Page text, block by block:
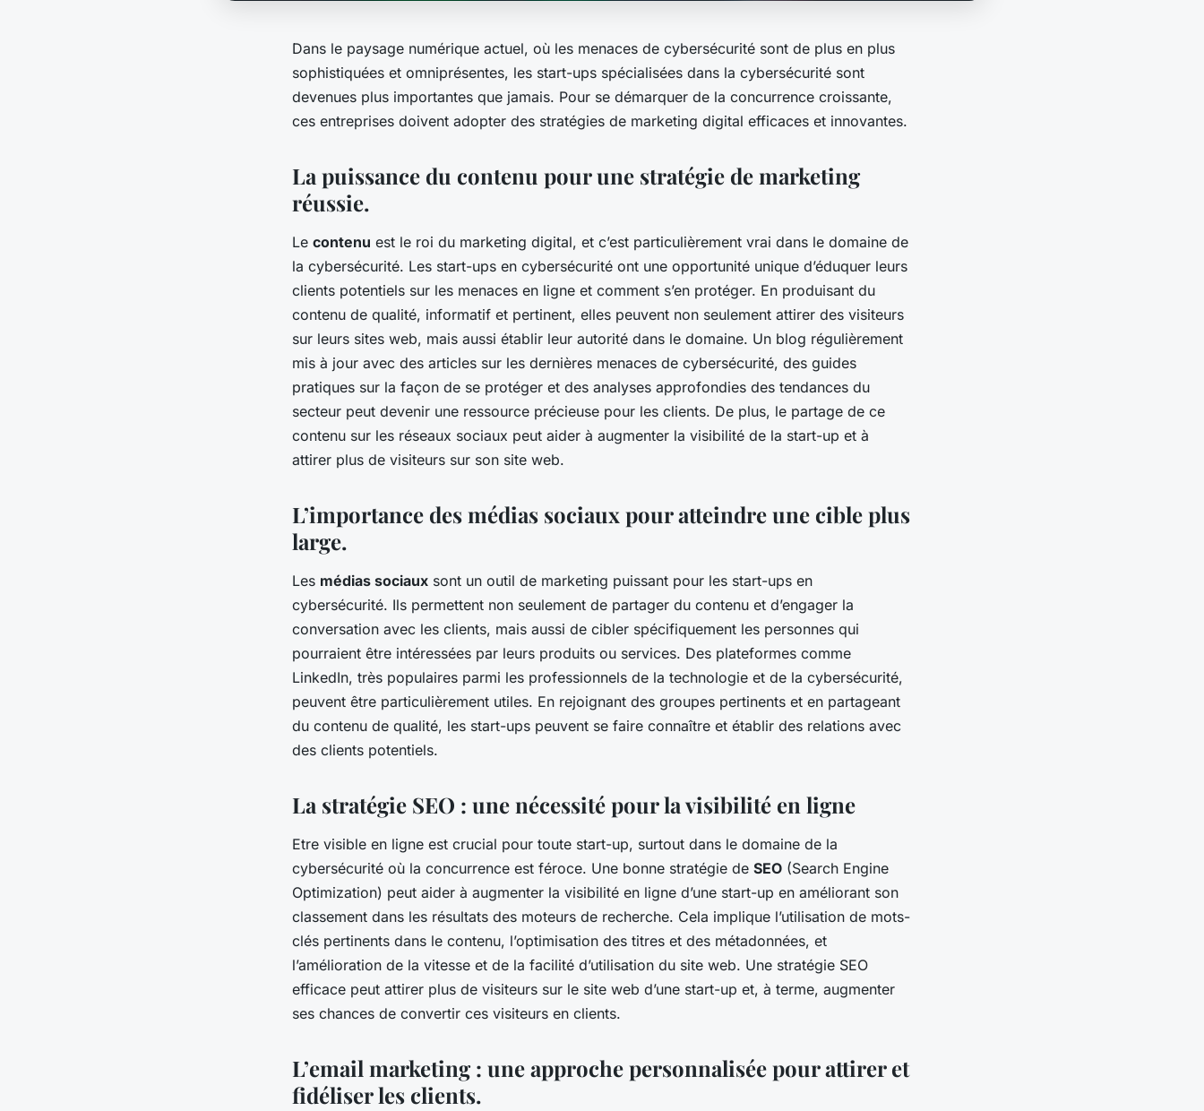
Dans le paysage numérique actuel, où les menaces de cybersécurité sont de plus en plus
sophistiquées et omniprésentes, les start-ups spécialisées dans la cybersécurité sont
devenues plus importantes que jamais. Pour se démarquer de la concurrence croissante,
ces entreprises doivent adopter des stratégies de marketing digital efficaces et innovantes.
La puissance du contenu pour une stratégie de marketing
réussie.
Le contenu est le roi du marketing digital, et c’est particulièrement vrai dans le domaine de
la cybersécurité. Les start-ups en cybersécurité ont une opportunité unique d’éduquer leurs
clients potentiels sur les menaces en ligne et comment s’en protéger. En produisant du
contenu de qualité, informatif et pertinent, elles peuvent non seulement attirer des visiteurs
sur leurs sites web, mais aussi établir leur autorité dans le domaine. Un blog régulièrement
mis à jour avec des articles sur les dernières menaces de cybersécurité, des guides
pratiques sur la façon de se protéger et des analyses approfondies des tendances du
secteur peut devenir une ressource précieuse pour les clients. De plus, le partage de ce
contenu sur les réseaux sociaux peut aider à augmenter la visibilité de la start-up et à
attirer plus de visiteurs sur son site web.
L’importance des médias sociaux pour atteindre une cible plus
large.
Les médias sociaux sont un outil de marketing puissant pour les start-ups en
cybersécurité. Ils permettent non seulement de partager du contenu et d’engager la
conversation avec les clients, mais aussi de cibler spécifiquement les personnes qui
pourraient être intéressées par leurs produits ou services. Des plateformes comme
LinkedIn, très populaires parmi les professionnels de la technologie et de la cybersécurité,
peuvent être particulièrement utiles. En rejoignant des groupes pertinents et en partageant
du contenu de qualité, les start-ups peuvent se faire connaître et établir des relations avec
des clients potentiels.
La stratégie SEO : une nécessité pour la visibilité en ligne
Etre visible en ligne est crucial pour toute start-up, surtout dans le domaine de la
cybersécurité où la concurrence est féroce. Une bonne stratégie de SEO (Search Engine
Optimization) peut aider à augmenter la visibilité en ligne d’une start-up en améliorant son
classement dans les résultats des moteurs de recherche. Cela implique l’utilisation de mots-
clés pertinents dans le contenu, l’optimisation des titres et des métadonnées, et
l’amélioration de la vitesse et de la facilité d’utilisation du site web. Une stratégie SEO
efficace peut attirer plus de visiteurs sur le site web d’une start-up et, à terme, augmenter
ses chances de convertir ces visiteurs en clients.
L’email marketing : une approche personnalisée pour attirer et
fidéliser les clients.